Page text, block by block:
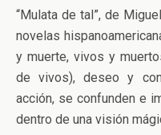
“Mulata de tal”, de
novelas
y muerte, vivos y
de vivos), deseo y
acción, se confunden e
dentro de una visión